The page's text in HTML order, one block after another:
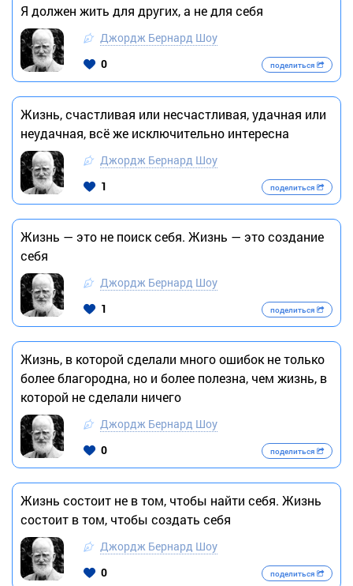
Я должен жить для других, а не для себя
Джордж Бернард Шоу
0
поделиться
Жизнь, счастливая или несчастливая, удачная или
неудачная, всё же исключительно интересна
Джордж Бернард Шоу
1
поделиться
Жизнь — это не поиск себя. Жизнь — это создание
себя
Джордж Бернард Шоу
1
поделиться
Жизнь, в которой сделали много ошибок не только
более благородна, но и более полезна, чем жизнь, в
которой не сделали ничего
Джордж Бернард Шоу
0
поделиться
Жизнь состоит не в том, чтобы найти себя. Жизнь
состоит в том, чтобы создать себя
Джордж Бернард Шоу
0
поделиться